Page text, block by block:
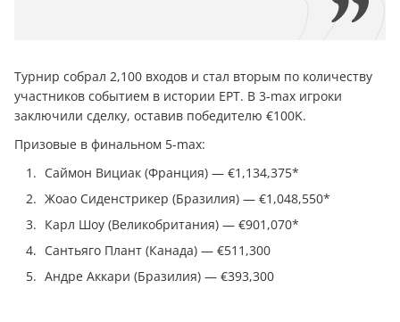
Турнир собрал 2,100 входов и стал вторым по количеству
участников событием в истории EPT. В 3-max игроки
заключили сделку, оставив победителю €100K.
Призовые в финальном 5-max:
Саймон Вициак (Франция) — €1,134,375*
Жоао Сиденстрикер (Бразилия) — €1,048,550*
Карл Шоу (Великобритания) — €901,070*
Сантьяго Плант (Канада) — €511,300
Андре Аккари (Бразилия) — €393,300